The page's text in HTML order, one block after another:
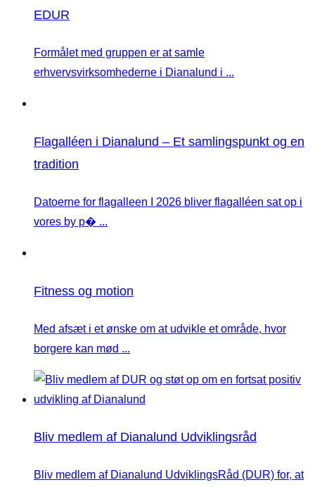
EDUR
Formålet med gruppen er at samle
erhvervsvirksomhederne i Dianalund i ...
Flagalléen i Dianalund – Et samlingspunkt og en
tradition
Datoerne for flagalleen I 2026 bliver flagalléen sat op i
vores by p� ...
Fitness og motion
Med afsæt i et ønske om at udvikle et område, hvor
borgere kan mød ...
Bliv medlem af Dianalund Udviklingsråd
Bliv medlem af Dianalund UdviklingsRåd (DUR) for, at